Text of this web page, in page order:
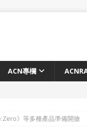
ACN專欄
年電視動畫化確定！
動
》等多種產品準備開搶